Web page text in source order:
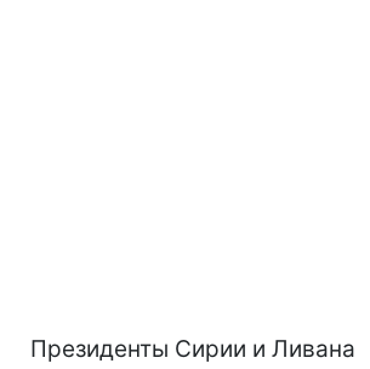
Президенты Сирии и Ливана